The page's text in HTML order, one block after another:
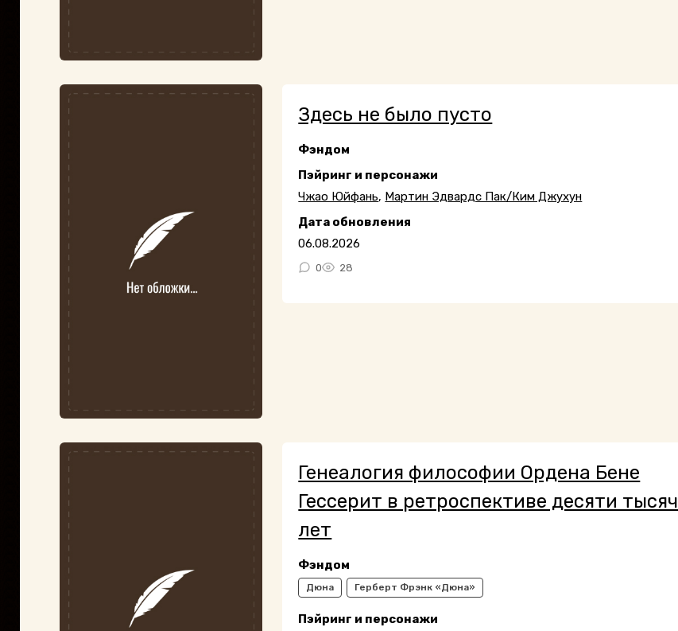
Здесь не было пусто
Фэндом
Пэйринг и персонажи
Чжао Юйфань, Мартин Эдвардс Пак/Ким Джухун
Дата обновления
06.08.2026
0 28
Генеалогия философии Ордена Бене
Гессерит в ретроспективе десяти тысяч
лет
Фэндом
Дюна Герберт Фрэнк «Дюна»
Пэйринг и персонажи